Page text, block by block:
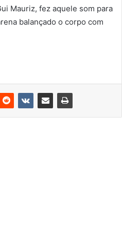
Mauriz, fez aquele som para
balançado o corpo com